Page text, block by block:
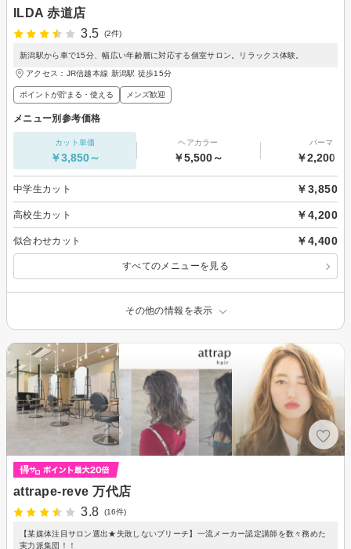
ILDA 赤道店
3.5
(2件)
新潟駅から車で15分、幅広い年齢層に対応する個室サロン。リラックス体験。
アクセス：JR信越本線 新潟駅 徒歩15分
ポイントが貯まる・使える メンズ歓迎
メニュー別参考価格
カット単価
￥3,850～
ヘアカラー
￥5,500～
パーマ
￥2,200～
中学生カット ￥3,850
高校生カット ￥4,200
似合わせカット ￥4,400
すべてのメニューを見る
その他の情報を表示
attrape-reve 万代店
3.8
(16件)
【某媒体注目サロン選出★失敗しないブリーチ】一流メーカー認定講師を数々務めた
実力派集団！！